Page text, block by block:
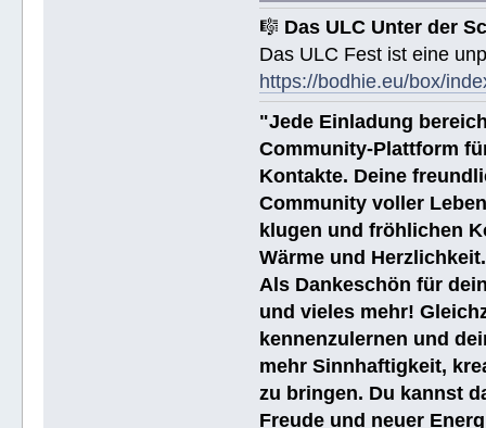
🎼 Das ULC Unter der
Das ULC Fest ist eine
https://bodhie.eu/box/
"Jede Einladung
Community-Plattform
Kontakte. Deine
Community voller
klugen und fröhlichen
Wärme und
Als Dankeschön für
und vieles mehr!
kennenzulernen und
mehr Sinnhaftigkeit,
zu bringen. Du kannst
Freude und neuer